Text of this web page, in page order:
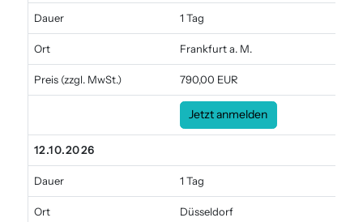
Dauer 1 Tag
Ort Frankfurt a. M.
Preis (zzgl. MwSt.) 790,00 EUR
Jetzt anmelden
12.10.2026
Dauer 1 Tag
Ort Düsseldorf